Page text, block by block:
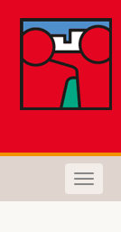
Toggle